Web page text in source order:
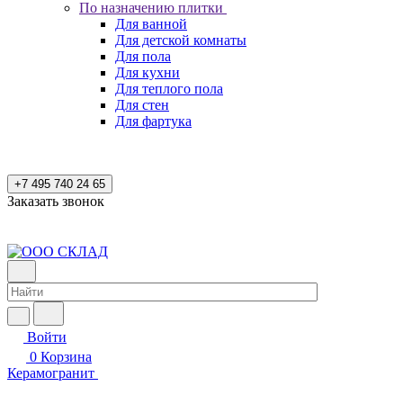
По назначению плитки
Для ванной
Для детской комнаты
Для пола
Для кухни
Для теплого пола
Для стен
Для фартука
+7 495 740 24 65
Заказать звонок
Войти
0 Корзина
Керамогранит